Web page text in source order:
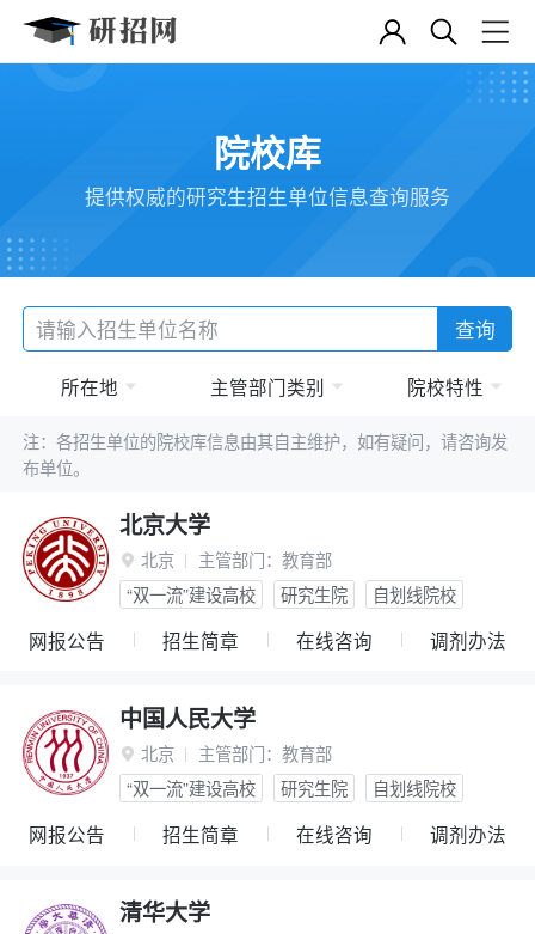
院校库
提供权威的研究生招生单位信息查询服务
查询
所在地 主管部门类别 院校特性
注：各招生单位的院校库信息由其自主维护，如有疑问，请咨询发
布单位。
北京大学
 北京 主管部门： 教育部
“双一流”建设高校
研究生院 自划线院校
网报公告 招生简章 在线咨询 调剂办法
中国人民大学
 北京 主管部门： 教育部
“双一流”建设高校
研究生院 自划线院校
网报公告 招生简章 在线咨询 调剂办法
清华大学